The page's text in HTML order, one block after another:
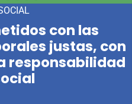
con las
justas, con
responsabilidad